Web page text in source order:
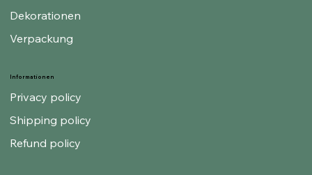
Informationen
Privacy policy
Shipping policy
Refund policy
Dekorationen
Verpackung